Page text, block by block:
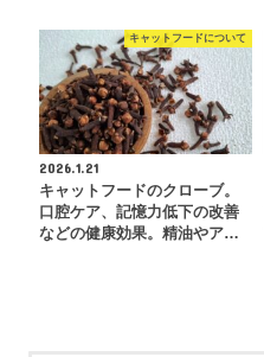
キャットフードについて
2026.1.21
キャットフードのクローブ。
口腔ケア、記憶力低下の改善
などの健康効果。精油やア…